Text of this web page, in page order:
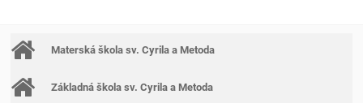
Materská škola sv. Cyrila a Metoda
Základná škola sv. Cyrila a Metoda